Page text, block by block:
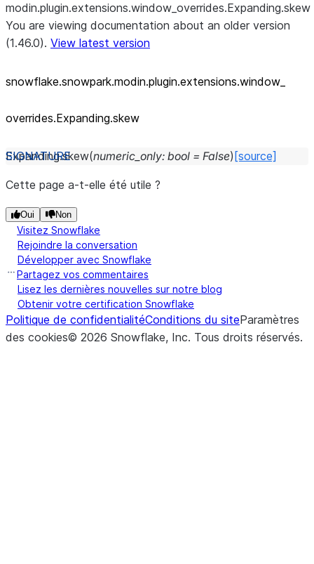
modin.plugin.extensions.window_overrides.Expanding.skew
You are viewing documentation about an older version
(1.46.0). View latest version
snowflake.snowpark.modin.plugin.extensions.window_
overrides.Expanding.skew
Expanding.skew(numeric_only: bool = False) [source]
Cette page a-t-elle été utile ?
Oui Non
Visitez Snowflake
Rejoindre la conversation
Développer avec Snowflake
Partagez vos commentaires
Lisez les dernières nouvelles sur notre blog
Obtenir votre certification Snowflake
Politique de confidentialitéConditions du siteParamètres
des cookies© 2026 Snowflake, Inc. Tous droits réservés.